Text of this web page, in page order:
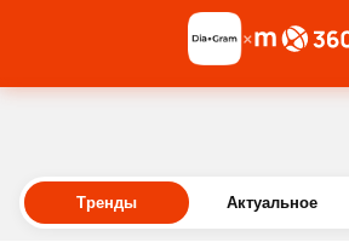
×
Тренды Актуальное